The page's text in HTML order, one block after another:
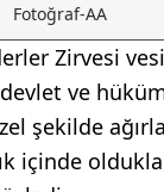
Fotoğraf-AA
Zirvesi
ve
şekilde
içinde